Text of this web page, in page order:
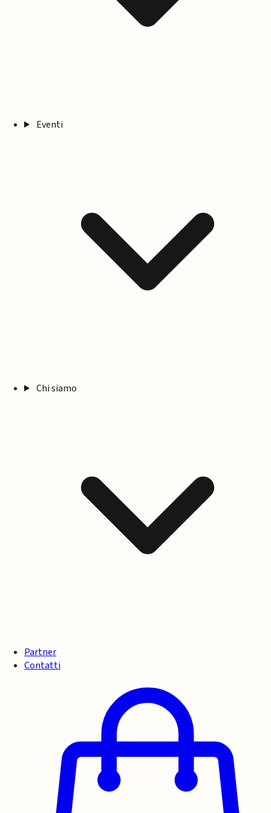
Eventi
Chi siamo
Partner
Contatti